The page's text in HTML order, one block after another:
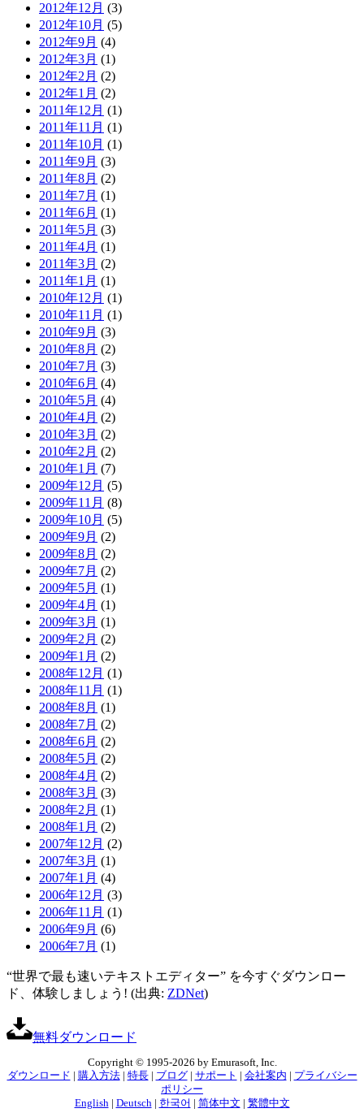
2012年12月 (3)
2012年10月 (5)
2012年9月 (4)
2012年3月 (1)
2012年2月 (2)
2012年1月 (2)
2011年12月 (1)
2011年11月 (1)
2011年10月 (1)
2011年9月 (3)
2011年8月 (2)
2011年7月 (1)
2011年6月 (1)
2011年5月 (3)
2011年4月 (1)
2011年3月 (2)
2011年1月 (1)
2010年12月 (1)
2010年11月 (1)
2010年9月 (3)
2010年8月 (2)
2010年7月 (3)
2010年6月 (4)
2010年5月 (4)
2010年4月 (2)
2010年3月 (2)
2010年2月 (2)
2010年1月 (7)
2009年12月 (5)
2009年11月 (8)
2009年10月 (5)
2009年9月 (2)
2009年8月 (2)
2009年7月 (2)
2009年5月 (1)
2009年4月 (1)
2009年3月 (1)
2009年2月 (2)
2009年1月 (2)
2008年12月 (1)
2008年11月 (1)
2008年8月 (1)
2008年7月 (2)
2008年6月 (2)
2008年5月 (2)
2008年4月 (2)
2008年3月 (3)
2008年2月 (1)
2008年1月 (2)
2007年12月 (2)
2007年3月 (1)
2007年1月 (4)
2006年12月 (3)
2006年11月 (1)
2006年9月 (6)
2006年7月 (1)
“世界で最も速いテキストエディター” を今すぐダウンロー
ド、体験しましょう! (出典: ZDNet)
無料ダウンロード
Copyright © 1995-2026 by Emurasoft, Inc.
ダウンロード
購入方法| 特長| ブログ| サポート 会社案内
プライバシー
ポリシー
English| Deutsch| 한국어 简体中文 繁體中文